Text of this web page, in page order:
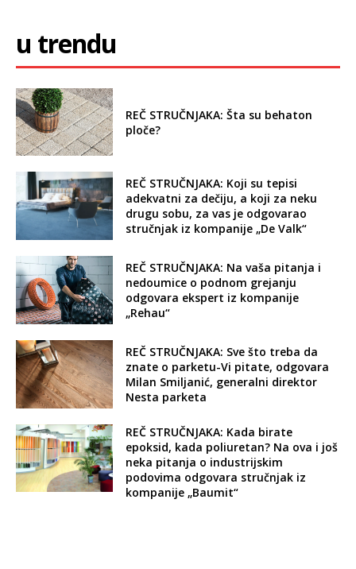
u trendu
REČ STRUČNJAKA: Šta su behaton
ploče?
REČ STRUČNJAKA: Koji su tepisi
adekvatni za dečiju, a koji za neku
drugu sobu, za vas je odgovarao
stručnjak iz kompanije „De Valk“
REČ STRUČNJAKA: Na vaša pitanja i
nedoumice o podnom grejanju
odgovara ekspert iz kompanije
„Rehau“
REČ STRUČNJAKA: Sve što treba da
znate o parketu-Vi pitate, odgovara
Milan Smiljanić, generalni direktor
Nesta parketa
REČ STRUČNJAKA: Kada birate
epoksid, kada poliuretan? Na ova i još
neka pitanja o industrijskim
podovima odgovara stručnjak iz
kompanije „Baumit“